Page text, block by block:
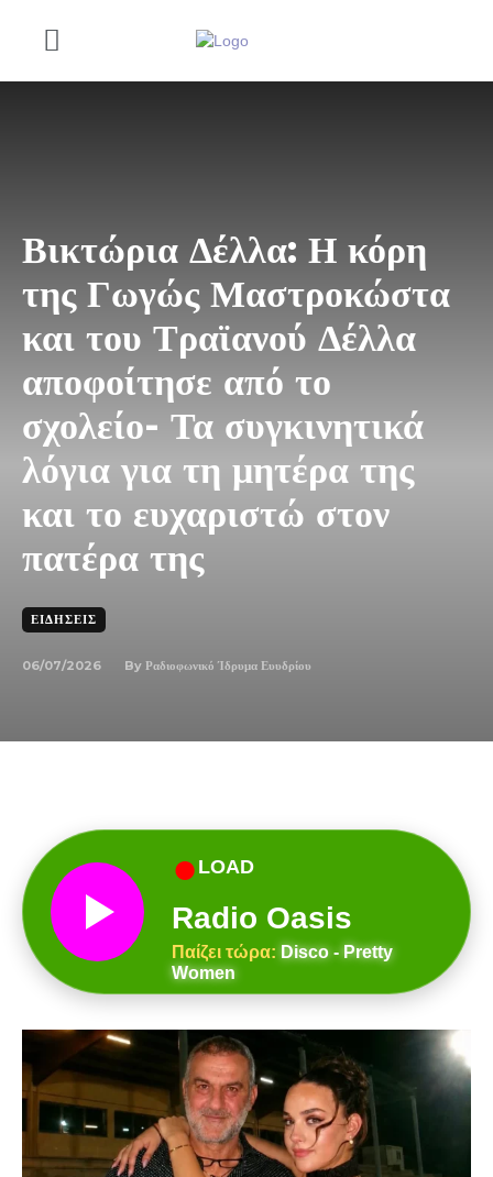
Βικτώρια Δέλλα: Η κόρη
της Γωγώς Μαστροκώστα
και του Τραϊανού Δέλλα
αποφοίτησε από το
σχολείο- Τα συγκινητικά
λόγια για τη μητέρα της
και το ευχαριστώ στον
πατέρα της
ΕΙΔΉΣΕΙΣ
06/07/2026 By Ραδιοφωνικό Ίδρυμα Ευυδρίου
● LOAD
Radio Oasis
Παίζει τώρα: Disco - Pretty
Women